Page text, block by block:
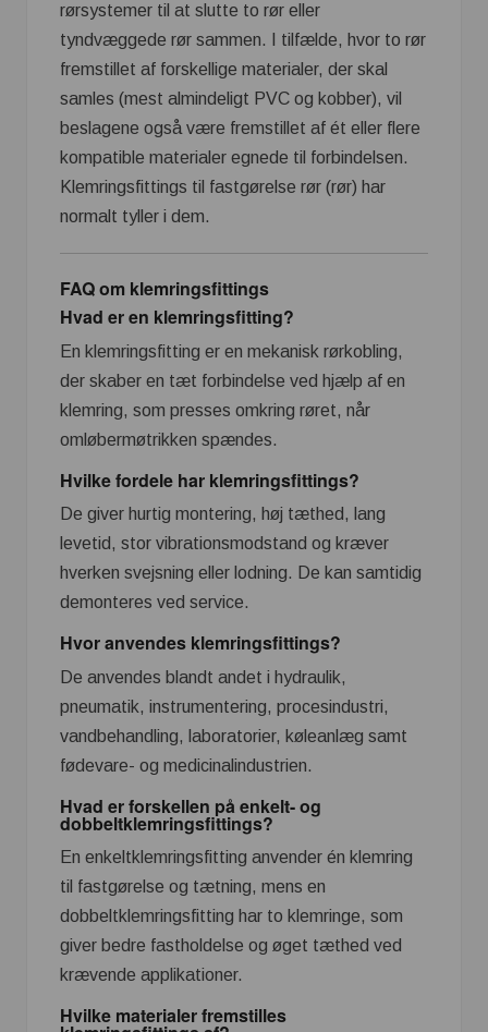
rørsystemer til at slutte to rør eller
tyndvæggede rør sammen. I tilfælde, hvor to rør
fremstillet af forskellige materialer, der skal
samles (mest almindeligt PVC og kobber), vil
beslagene også være fremstillet af ét eller flere
kompatible materialer egnede til forbindelsen.
Klemringsfittings til fastgørelse rør (rør) har
normalt tyller i dem.
FAQ om klemringsfittings
Hvad er en klemringsfitting?
En klemringsfitting er en mekanisk rørkobling,
der skaber en tæt forbindelse ved hjælp af en
klemring, som presses omkring røret, når
omløbermøtrikken spændes.
Hvilke fordele har klemringsfittings?
De giver hurtig montering, høj tæthed, lang
levetid, stor vibrationsmodstand og kræver
hverken svejsning eller lodning. De kan samtidig
demonteres ved service.
Hvor anvendes klemringsfittings?
De anvendes blandt andet i hydraulik,
pneumatik, instrumentering, procesindustri,
vandbehandling, laboratorier, køleanlæg samt
fødevare- og medicinalindustrien.
Hvad er forskellen på enkelt- og
dobbeltklemringsfittings?
En enkeltklemringsfitting anvender én klemring
til fastgørelse og tætning, mens en
dobbeltklemringsfitting har to klemringe, som
giver bedre fastholdelse og øget tæthed ved
krævende applikationer.
Hvilke materialer fremstilles